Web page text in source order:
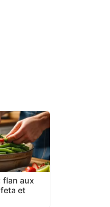
flan aux
et